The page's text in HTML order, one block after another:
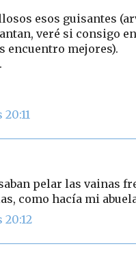
esos guisantes
veré si consigo
encuentro mejores).
pelar las vainas
como hacía mi